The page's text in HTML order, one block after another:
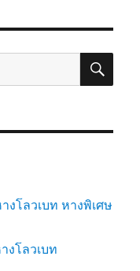
โลวเบท หางพิเศษ
งโลวเบท